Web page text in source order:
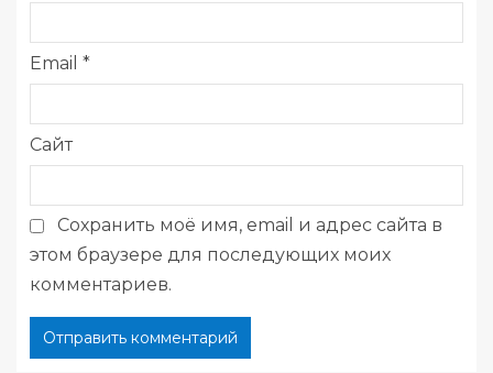
Email *
Сайт
Сохранить моё имя, email и адрес сайта в
этом браузере для последующих моих
комментариев.